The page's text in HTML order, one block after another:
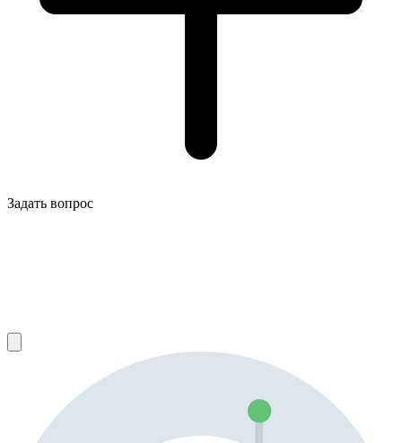
Задать вопрос